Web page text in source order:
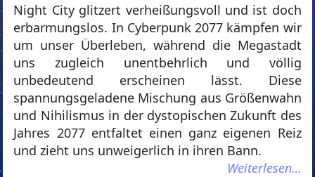
Night City glitzert verheißungsvoll und ist doch
erbarmungslos. In Cyberpunk 2077 kämpfen wir
um unser Überleben, während die Megastadt
uns zugleich unentbehrlich und völlig
unbedeutend erscheinen lässt. Diese
spannungsgeladene Mischung aus Größenwahn
und Nihilismus in der dystopischen Zukunft des
Jahres 2077 entfaltet einen ganz eigenen Reiz
und zieht uns unweigerlich in ihren Bann.
Weiterlesen…